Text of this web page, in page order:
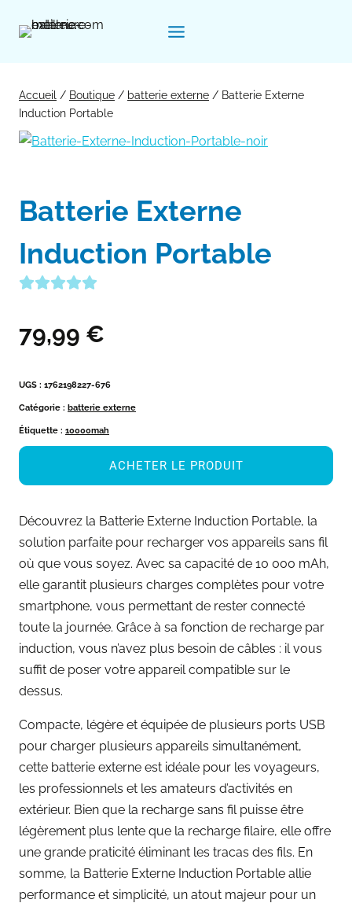
Accueil / Boutique / batterie externe / Batterie Externe
Induction Portable
Batterie Externe
Induction Portable
79,99 €
UGS : 1762198227-676
Catégorie : batterie externe
Étiquette : 10000mah
ACHETER LE PRODUIT
Découvrez la Batterie Externe Induction Portable, la
solution parfaite pour recharger vos appareils sans fil
où que vous soyez. Avec sa capacité de 10 000 mAh,
elle garantit plusieurs charges complètes pour votre
smartphone, vous permettant de rester connecté
toute la journée. Grâce à sa fonction de recharge par
induction, vous n’avez plus besoin de câbles : il vous
suffit de poser votre appareil compatible sur le
dessus.
Compacte, légère et équipée de plusieurs ports USB
pour charger plusieurs appareils simultanément,
cette batterie externe est idéale pour les voyageurs,
les professionnels et les amateurs d’activités en
extérieur. Bien que la recharge sans fil puisse être
légèrement plus lente que la recharge filaire, elle offre
une grande praticité éliminant les tracas des fils. En
somme, la Batterie Externe Induction Portable allie
performance et simplicité, un atout majeur pour un